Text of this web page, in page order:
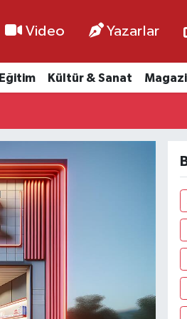
Video Yazarlar
Eğitim Kültür & Sanat